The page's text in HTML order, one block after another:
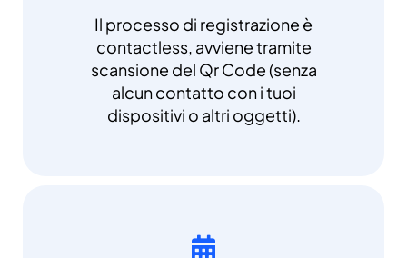
Il processo di registrazione è
contactless, avviene tramite
scansione del Qr Code (senza
alcun contatto con i tuoi
dispositivi o altri oggetti).